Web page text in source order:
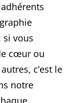
si vous
cœur ou
c’est le
notre